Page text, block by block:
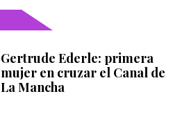
Gertrude Ederle: primera
mujer en cruzar el Canal de
La Mancha